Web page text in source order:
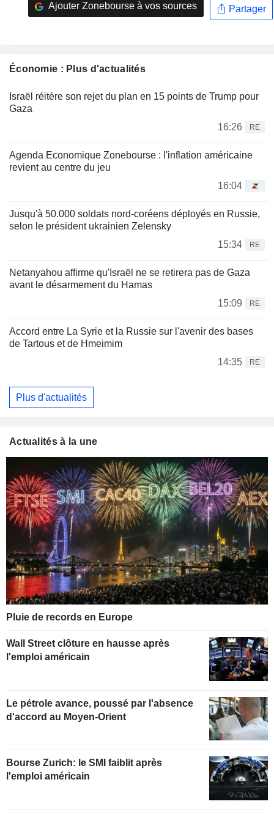
Ajouter Zonebourse à vos sources Partager
Économie : Plus d'actualités
Israël réitère son rejet du plan en 15 points de Trump pour
Gaza
16:26
RE
Agenda Economique Zonebourse : l'inflation américaine
revient au centre du jeu
16:04
Jusqu'à 50.000 soldats nord-coréens déployés en Russie,
selon le président ukrainien Zelensky
15:34
RE
Netanyahou affirme qu'Israël ne se retirera pas de Gaza
avant le désarmement du Hamas
15:09
RE
Accord entre La Syrie et la Russie sur l'avenir des bases
de Tartous et de Hmeimim
14:35
RE
Plus d'actualités
Actualités à la une
Pluie de records en Europe
Wall Street clôture en hausse après
l'emploi américain
Le pétrole avance, poussé par l'absence
d'accord au Moyen-Orient
Bourse Zurich: le SMI faiblit après
l'emploi américain